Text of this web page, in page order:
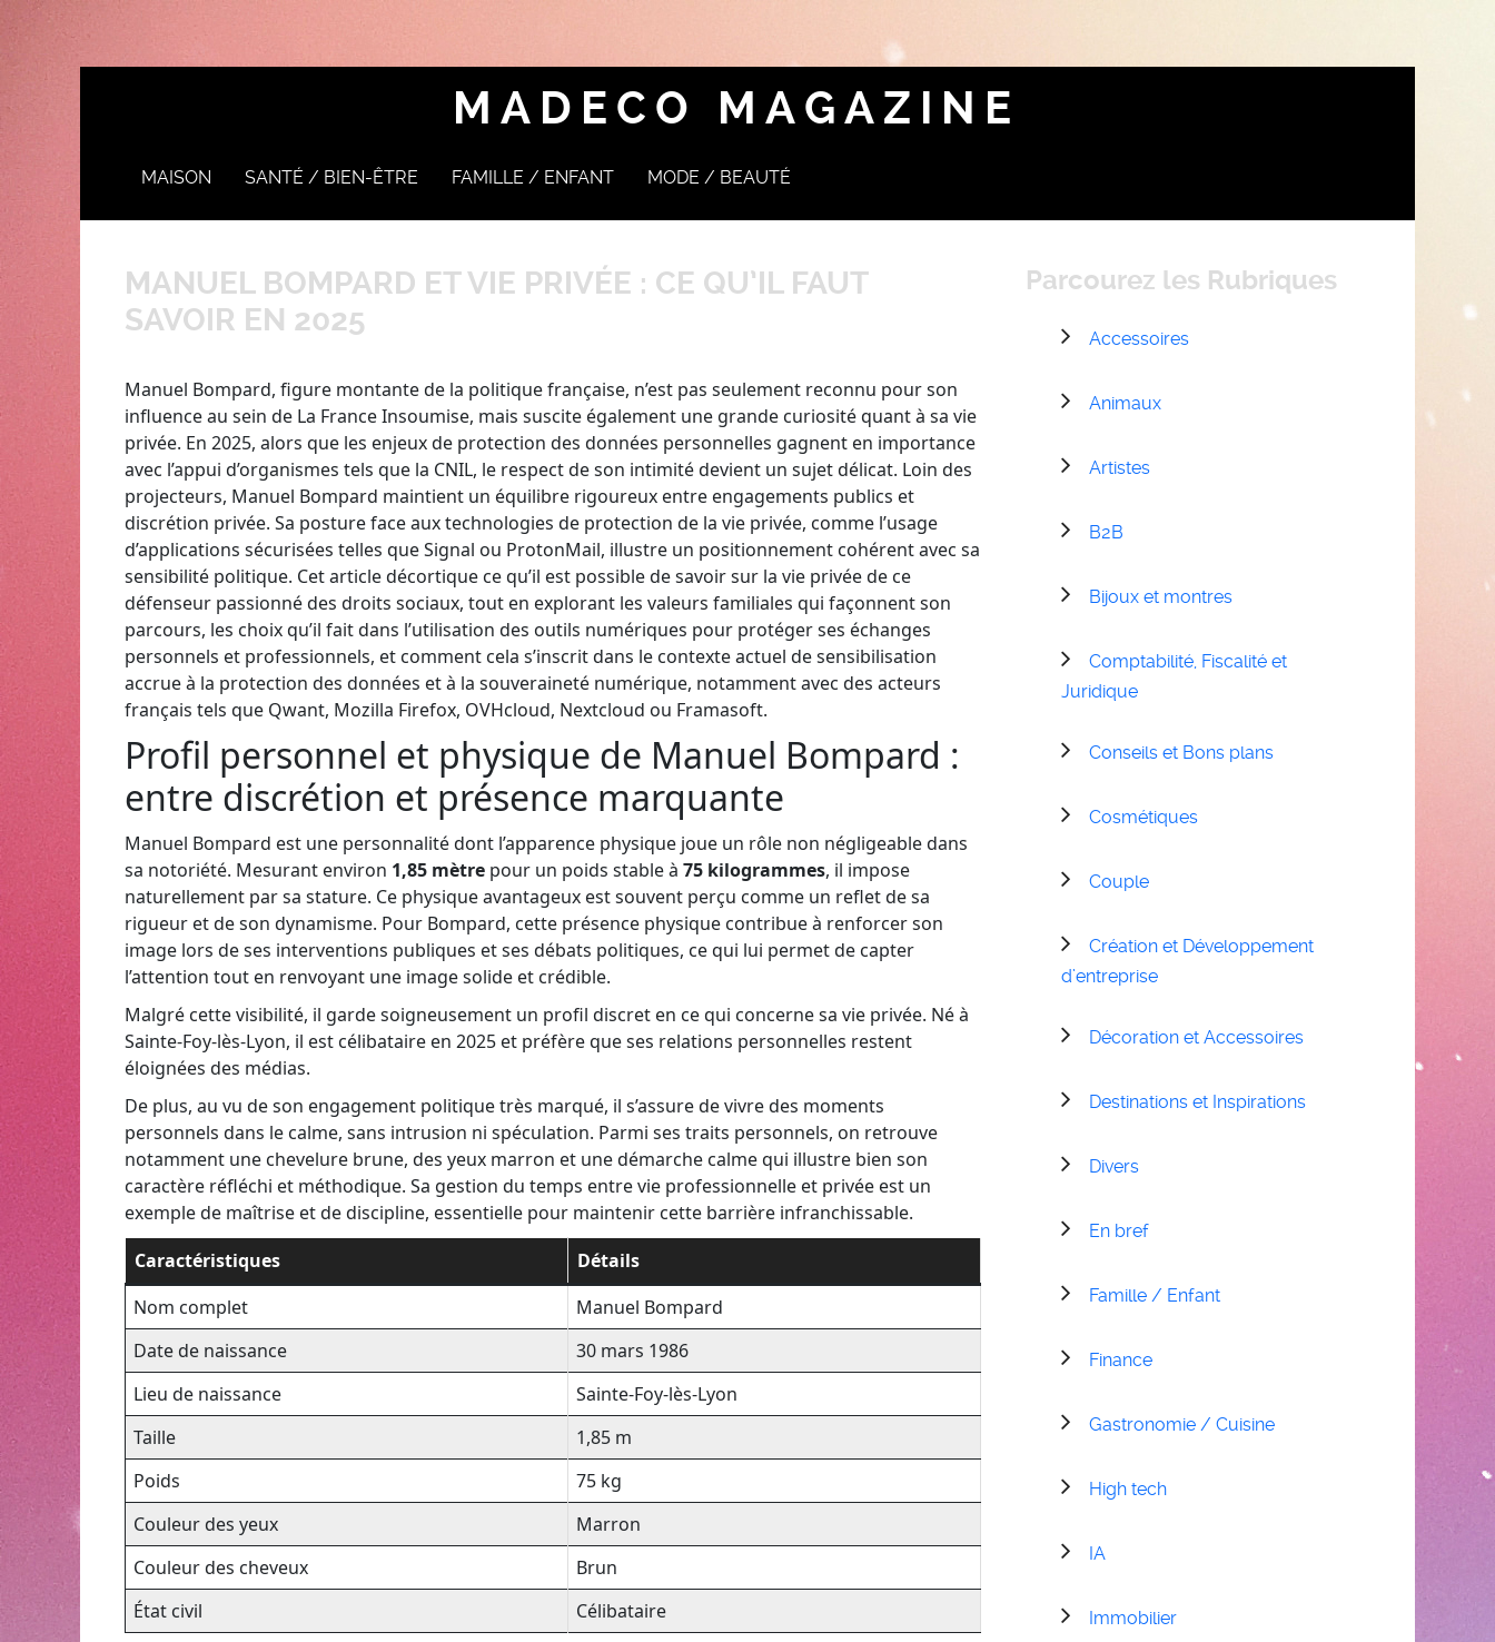
MADECO MAGAZINE
MAISON SANTÉ / BIEN-ÊTRE FAMILLE / ENFANT MODE / BEAUTÉ
MANUEL BOMPARD ET VIE PRIVÉE : CE QU’IL FAUT
SAVOIR EN 2025
Manuel Bompard, figure montante de la politique française, n’est pas seulement reconnu pour son
influence au sein de La France Insoumise, mais suscite également une grande curiosité quant à sa vie
privée. En 2025, alors que les enjeux de protection des données personnelles gagnent en importance
avec l’appui d’organismes tels que la CNIL, le respect de son intimité devient un sujet délicat. Loin des
projecteurs, Manuel Bompard maintient un équilibre rigoureux entre engagements publics et
discrétion privée. Sa posture face aux technologies de protection de la vie privée, comme l’usage
d’applications sécurisées telles que Signal ou ProtonMail, illustre un positionnement cohérent avec sa
sensibilité politique. Cet article décortique ce qu’il est possible de savoir sur la vie privée de ce
défenseur passionné des droits sociaux, tout en explorant les valeurs familiales qui façonnent son
parcours, les choix qu’il fait dans l’utilisation des outils numériques pour protéger ses échanges
personnels et professionnels, et comment cela s’inscrit dans le contexte actuel de sensibilisation
accrue à la protection des données et à la souveraineté numérique, notamment avec des acteurs
français tels que Qwant, Mozilla Firefox, OVHcloud, Nextcloud ou Framasoft.
Profil personnel et physique de Manuel Bompard :
entre discrétion et présence marquante
Manuel Bompard est une personnalité dont l’apparence physique joue un rôle non négligeable dans
sa notoriété. Mesurant environ 1,85 mètre pour un poids stable à 75 kilogrammes, il impose
naturellement par sa stature. Ce physique avantageux est souvent perçu comme un reflet de sa
rigueur et de son dynamisme. Pour Bompard, cette présence physique contribue à renforcer son
image lors de ses interventions publiques et ses débats politiques, ce qui lui permet de capter
l’attention tout en renvoyant une image solide et crédible.
Malgré cette visibilité, il garde soigneusement un profil discret en ce qui concerne sa vie privée. Né à
Sainte-Foy-lès-Lyon, il est célibataire en 2025 et préfère que ses relations personnelles restent
éloignées des médias.
De plus, au vu de son engagement politique très marqué, il s’assure de vivre des moments
personnels dans le calme, sans intrusion ni spéculation. Parmi ses traits personnels, on retrouve
notamment une chevelure brune, des yeux marron et une démarche calme qui illustre bien son
caractère réfléchi et méthodique. Sa gestion du temps entre vie professionnelle et privée est un
exemple de maîtrise et de discipline, essentielle pour maintenir cette barrière infranchissable.
Caractéristiques
Détails
Nom complet
Manuel Bompard
Date de naissance
30 mars 1986
Lieu de naissance
Sainte-Foy-lès-Lyon
Taille
1,85 m
Poids
75 kg
Couleur des yeux
Marron
Couleur des cheveux
Brun
État civil
Célibataire
Parcourez les Rubriques
Accessoires
Animaux
Artistes
B2B
Bijoux et montres
Comptabilité, Fiscalité et
Juridique
Conseils et Bons plans
Cosmétiques
Couple
Création et Développement
d’entreprise
Décoration et Accessoires
Destinations et Inspirations
Divers
En bref
Famille / Enfant
Finance
Gastronomie / Cuisine
High tech
IA
Immobilier